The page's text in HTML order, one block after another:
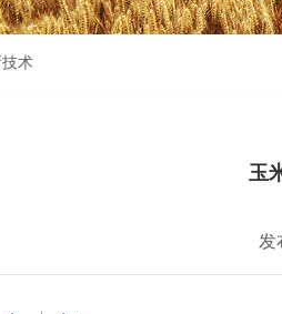
技术
玉
发